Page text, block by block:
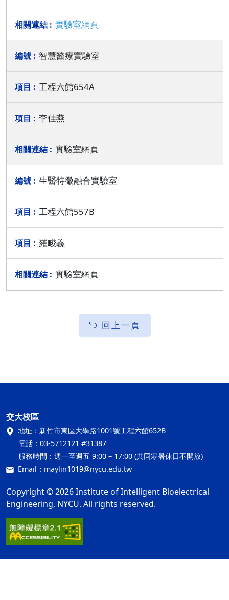
實驗室網頁
智慧醫療實驗室
工程六館654A
李佳燕
實驗室網頁
生醫特徵融合實驗室
工程六館557B
羅畯義
實驗室網頁
回上一頁
交大校區
地址： 新竹市東區大學路1001號工程六館652B
電話： 03-5712121 #31387
服務時間： 週一至週五 9:00 – 17:00 (共同寒暑休日不開放)
Email： maylin1019@nycu.edu.tw
Copyright © 2026 Institute of Intelligent Bioelectrical
Engineering, NYCU. All rights reserved.